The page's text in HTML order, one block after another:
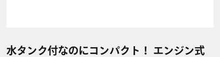
水タンク付なのにコンパクト！ エンジン式